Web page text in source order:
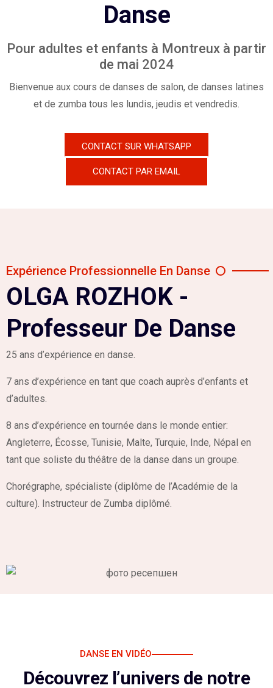
Danse
Pour adultes et enfants à Montreux à partir
de mai 2024
Bienvenue aux cours de danses de salon, de danses latines
et de zumba tous les lundis, jeudis et vendredis.
CONTACT SUR WHATSAPP
CONTACT PAR EMAIL
Expérience Professionnelle En Danse
OLGA ROZHOK -
Professeur De Danse
25 ans d’expérience en danse.
7 ans d’expérience en tant que coach auprès d’enfants et
d’adultes.
8 ans d’expérience en tournée dans le monde entier:
Angleterre, Écosse, Tunisie, Malte, Turquie, Inde, Népal en
tant que soliste du théâtre de la danse dans un groupe.
Chorégraphe, spécialiste (diplôme de l’Académie de la
culture). Instructeur de Zumba diplômé.
DANSE EN VIDÉO
Découvrez l’univers de notre